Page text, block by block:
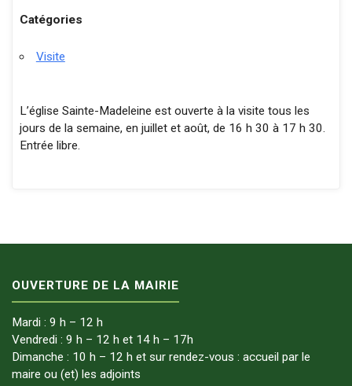
Catégories
Visite
L’église Sainte-Madeleine est ouverte à la visite tous les
jours de la semaine, en juillet et août, de 16 h 30 à 17 h 30.
Entrée libre.
OUVERTURE DE LA MAIRIE
Mardi : 9 h – 12 h
Vendredi : 9 h – 12 h et 14 h – 17h
Dimanche : 10 h – 12 h et sur rendez-vous : accueil par le
maire ou (et) les adjoints